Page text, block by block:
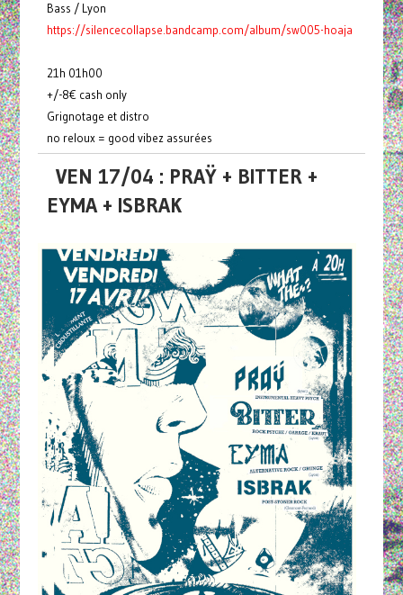
Bass / Lyon
https://silencecollapse.bandcamp.com/album/sw005-hoaja
21h 01h00
+/-8€ cash only
Grignotage et distro
no reloux = good vibez assurées
VEN 17/04 : PRAŸ + BITTER +
EYMA + ISBRAK